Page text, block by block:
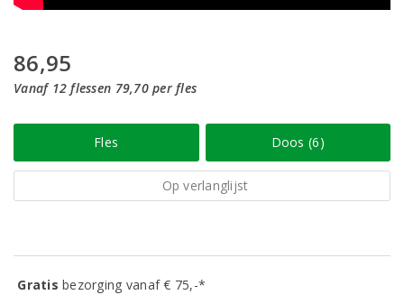
86,95
Vanaf 12 flessen 79,70 per fles
Fles Doos (6)
Op verlanglijst
Gratisbezorging vanaf € 75,-*